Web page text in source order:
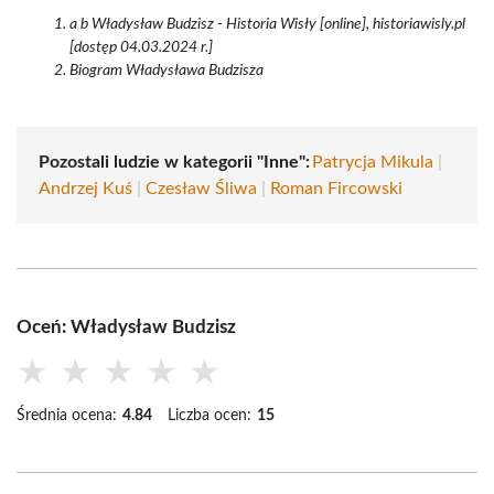
a b Władysław Budzisz - Historia Wisły [online], historiawisly.pl
[dostęp 04.03.2024 r.]
Biogram Władysława Budzisza
Pozostali ludzie w kategorii "Inne": Patrycja Mikula
Andrzej Kuś
Czesław Śliwa Roman Fircowski
Oceń: Władysław Budzisz
★ ★ ★ ★ ★
Średnia ocena: 4.84 Liczba ocen: 15